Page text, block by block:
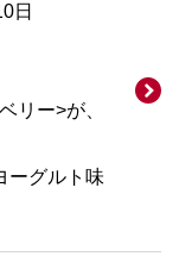
日
リー>が、
ーグルト味